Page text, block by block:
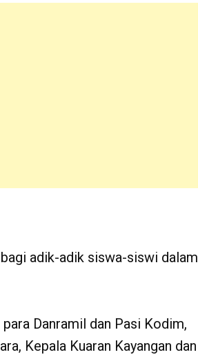
adik-adik siswa-siswi dalam
Danramil dan Pasi Kodim,
Kepala Kuaran Kayangan dan